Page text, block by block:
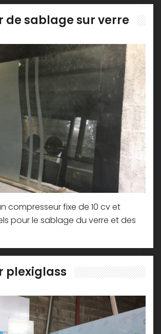
de sablage sur verre
compresseur fixe de 10 cv et
pour le sablage du verre et des
plexiglass